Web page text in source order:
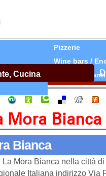
Pizzerie
Wine bars /
Tutti Ristoranti
Mora Bianca
Bianca
Mora Bianca nella città
Italiana indirizzo Via